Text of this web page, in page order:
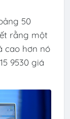
50
rằng một
cao hơn nó
9530 giá